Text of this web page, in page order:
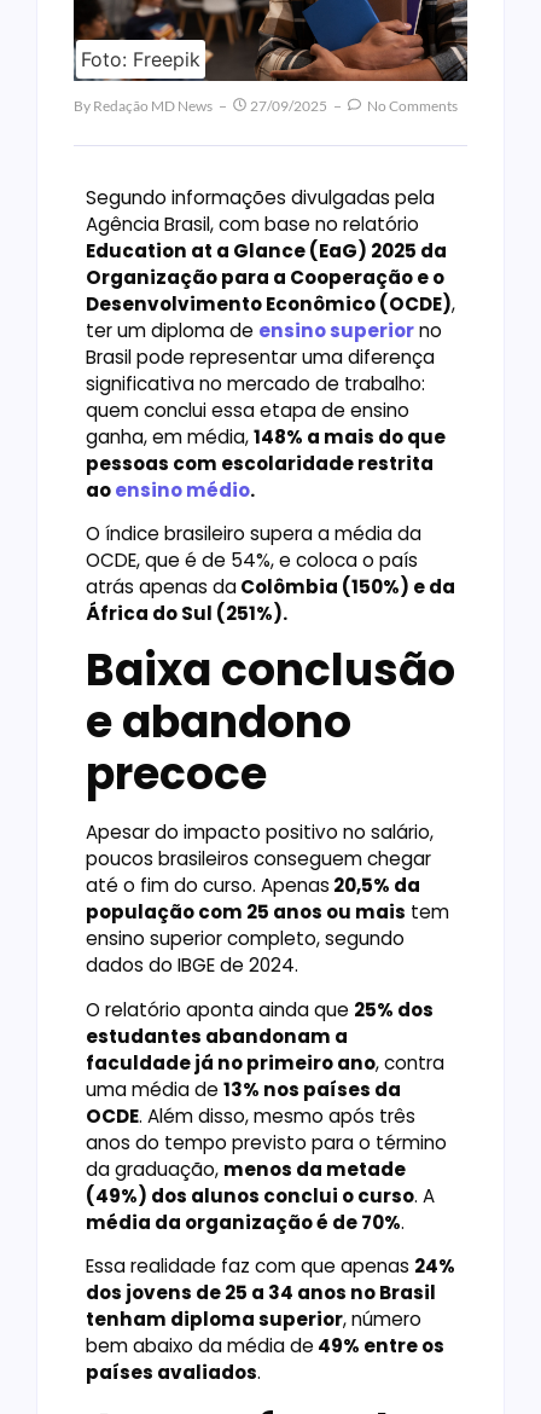
Foto: Freepik
By Redação MD News 27/09/2025 No Comments
Segundo informações divulgadas pela
Agência Brasil, com base no relatório
Education at a Glance (EaG) 2025 da
Organização para a Cooperação e o
Desenvolvimento Econômico (OCDE),
ter um diploma de ensino superiorno
Brasil pode representar uma diferença
significativa no mercado de trabalho:
quem conclui essa etapa de ensino
ganha, em média,148% a mais do que
pessoas com escolaridade restrita
aoensino médio.
O índice brasileiro supera a média da
OCDE, que é de 54%, e coloca o país
atrás apenas daColômbia (150%) e da
África do Sul (251%).
Baixa conclusão
e abandono
precoce
Apesar do impacto positivo no salário,
poucos brasileiros conseguem chegar
até o fim do curso. Apenas 20,5% da
população com 25 anos ou mais tem
ensino superior completo, segundo
dados do IBGE de 2024.
O relatório aponta ainda que 25% dos
estudantes abandonam a
faculdade já no primeiro ano, contra
uma média de 13% nos países da
OCDE. Além disso, mesmo após três
anos do tempo previsto para o término
da graduação, menos da metade
(49%) dos alunos conclui o curso. A
média da organização é de 70%.
Essa realidade faz com que apenas 24%
dos jovens de 25 a 34 anos no Brasil
tenham diploma superior, número
bem abaixo da média de 49% entre os
países avaliados.